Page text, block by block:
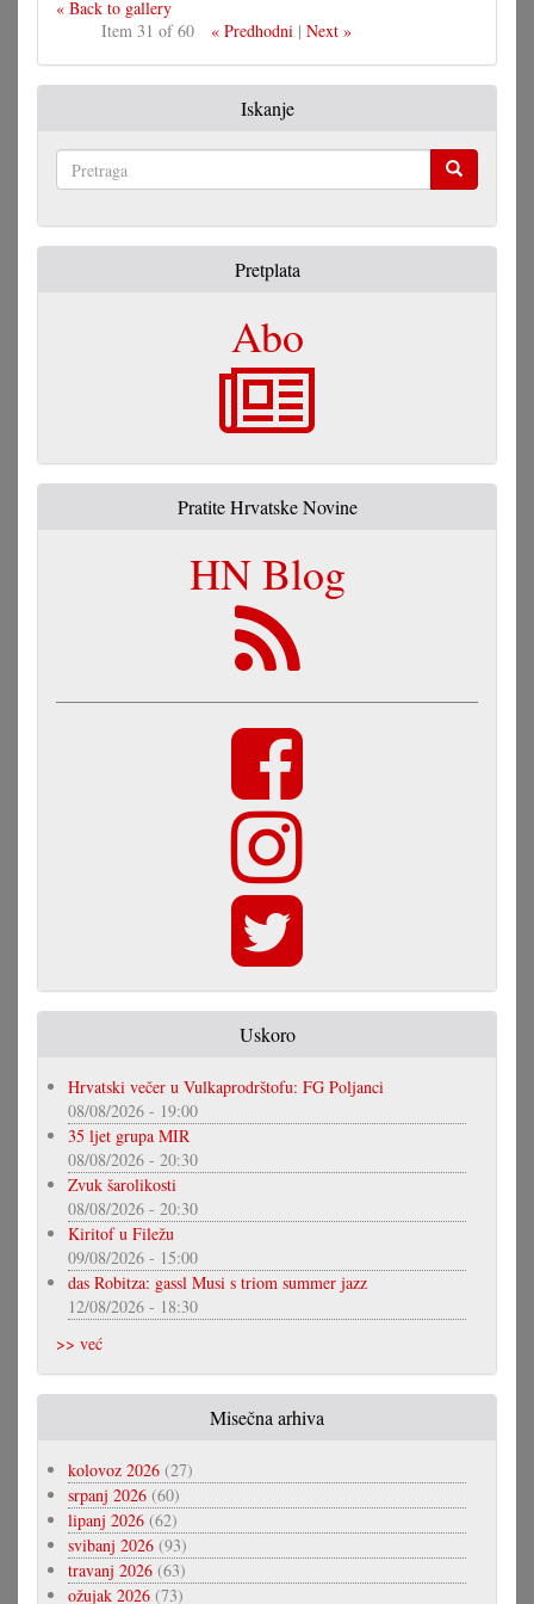
« Back to gallery
Item 31 of 60
« Predhodni| Next »
Iskanje
Pretplata
Abo
Pratite Hrvatske Novine
HN Blog
Uskoro
Hrvatski večer u Vulkaprodrštofu: FG Poljanci
08/08/2026 - 19:00
35 ljet grupa MIR
08/08/2026 - 20:30
Zvuk šarolikosti
08/08/2026 - 20:30
Kiritof u Filežu
09/08/2026 - 15:00
das Robitza: gassl Musi s triom summer jazz
12/08/2026 - 18:30
>> već
Misečna arhiva
kolovoz 2026 (27)
srpanj 2026 (60)
lipanj 2026 (62)
svibanj 2026 (93)
travanj 2026 (63)
ožujak 2026 (73)